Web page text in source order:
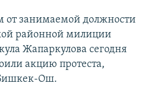
от занимаемой должности
районной милиции
Жапаркулова сегодня
акцию протеста,
Ош.